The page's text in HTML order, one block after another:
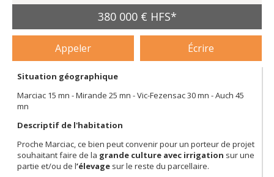
380 000 € HFS*
Appeler Écrire
Situation géographique
Marciac 15 mn - Mirande 25 mn - Vic-Fezensac 30 mn - Auch 45
mn
Descriptif de l'habitation
Proche Marciac, ce bien peut convenir pour un porteur de projet
souhaitant faire de la grande culture avec irrigation sur une
partie et/ou de l’élevage sur le reste du parcellaire.